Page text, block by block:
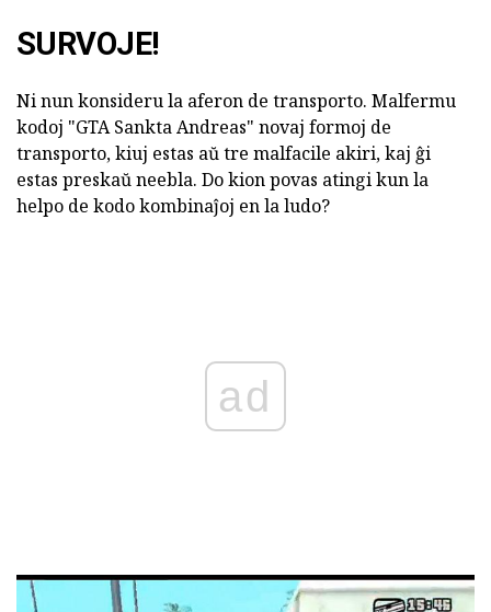
SURVOJE!
Ni nun konsideru la aferon de transporto. Malfermu
kodoj "GTA Sankta Andreas" novaj formoj de
transporto, kiuj estas aŭ tre malfacile akiri, kaj ĝi
estas preskaŭ neebla. Do kion povas atingi kun la
helpo de kodo kombinaĵoj en la ludo?
ad